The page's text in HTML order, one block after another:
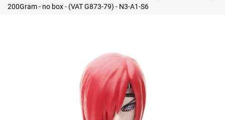
200Gram - no box - (VAT G873-79) - N3-A1-S6